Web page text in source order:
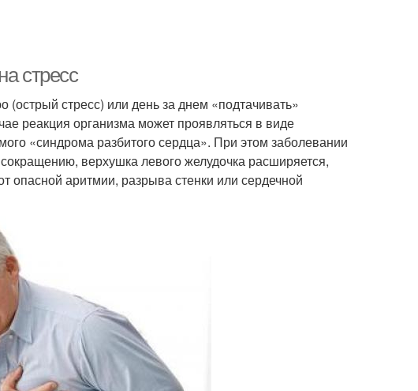
стресс
(острый стресс) или день за днем «подтачивать»
реакция организма может проявляться в виде
«синдрома разбитого сердца». При этом заболевании
верхушка левого желудочка расширяется,
опасной аритмии, разрыва стенки или сердечной